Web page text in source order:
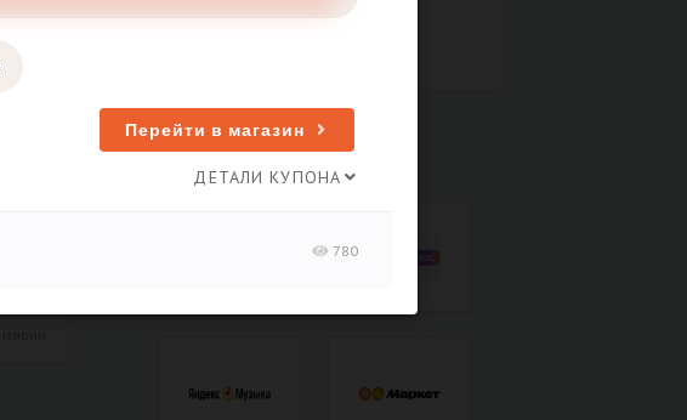
Скоро закончится
ПОПУЛЯРНЫЕ МАГАЗИНЫ
Перейти в магазин
ДЕТАЛИ КУПОНА
780